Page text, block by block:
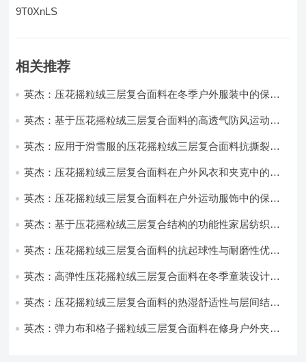
9T0XnLS
相关推荐
英杰：压花摇粒绒三层复合面料在冬季户外服装中的保暖
英杰：基于压花摇粒绒三层复合面料的高透气防风运动服
英杰：应用于滑雪服的压花摇粒绒三层复合面料抗撕裂与
英杰：压花摇粒绒三层复合面料在户外风衣和夹克中的应
英杰：压花摇粒绒三层复合面料在户外运动服饰中的保暖
英杰：基于压花摇粒绒三层复合结构的功能性家居纺织品
英杰：压花摇粒绒三层复合面料的抗起球性与耐磨性优化
英杰：高弹性压花摇粒绒三层复合面料在冬季童装设计中
英杰：压花摇粒绒三层复合面料的热湿舒适性与层间结合
英杰：弹力布和格子摇粒绒三层复合面料在修身户外夹克